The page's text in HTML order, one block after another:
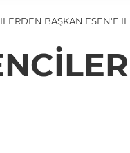
BAŞKAN ESEN'E